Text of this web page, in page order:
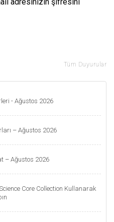
Tüm Duyurular
- Ağustos 2026
– Ağustos 2026
– Ağustos 2026
Core Collection Kullanarak